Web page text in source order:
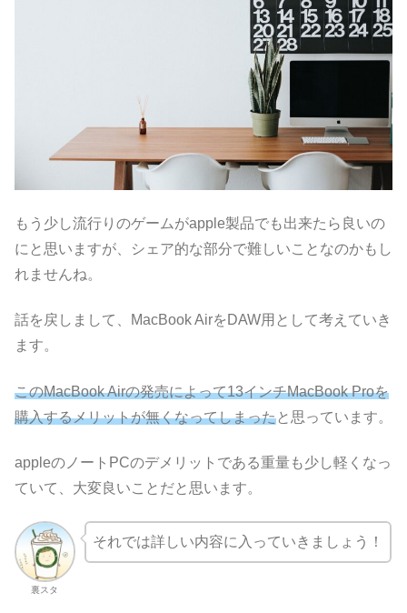
もう少し流行りのゲームがapple製品でも出来たら良いの
にと思いますが、シェア的な部分で難しいことなのかもし
れませんね。
話を戻しまして、MacBook AirをDAW用として考えていき
ます。
このMacBook Airの発売によって13インチMacBook Proを
購入するメリットが無くなってしまったと思っています。
appleのノートPCのデメリットである重量も少し軽くなっ
ていて、大変良いことだと思います。
裏スタ
それでは詳しい内容に入っていきましょう！